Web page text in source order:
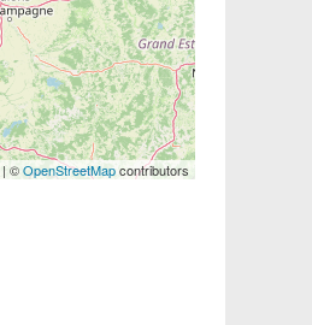
| ©OpenStreetMapcontributors